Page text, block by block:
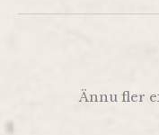
Ännu fler